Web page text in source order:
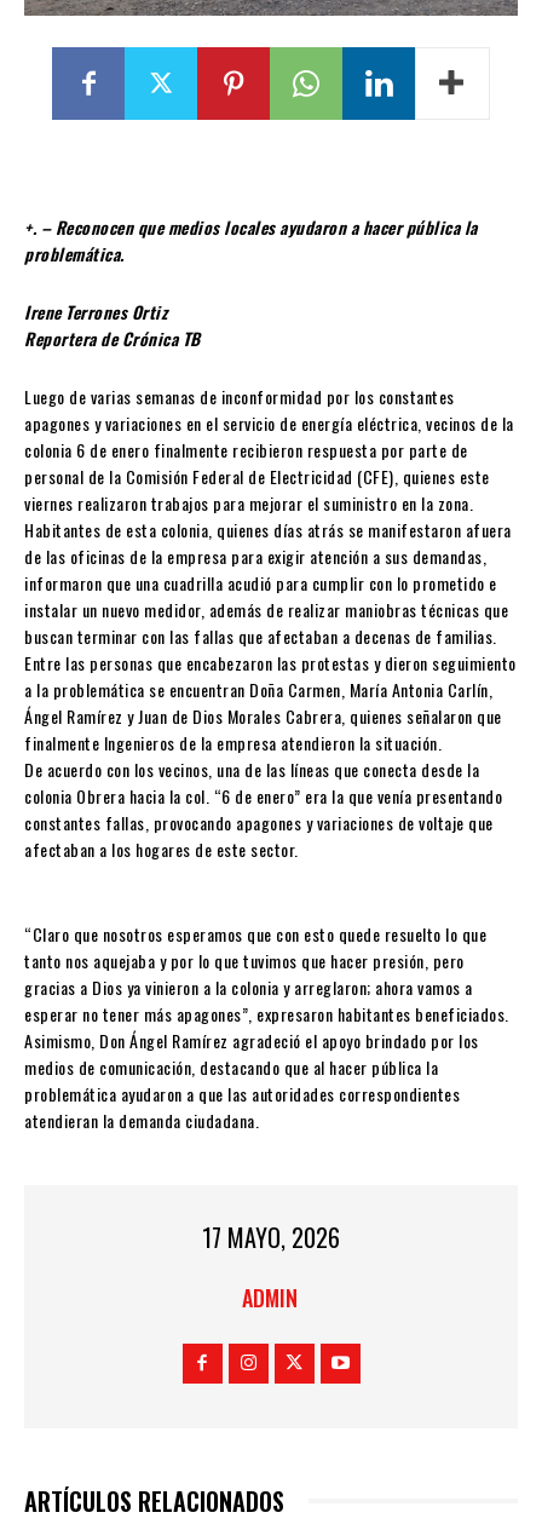
+. – Reconocen que medios locales ayudaron a hacer pública la
problemática.
Irene Terrones Ortiz
Reportera de Crónica TB
Luego de varias semanas de inconformidad por los constantes
apagones y variaciones en el servicio de energía eléctrica, vecinos de la
colonia 6 de enero finalmente recibieron respuesta por parte de
personal de la Comisión Federal de Electricidad (CFE), quienes este
viernes realizaron trabajos para mejorar el suministro en la zona.
Habitantes de esta colonia, quienes días atrás se manifestaron afuera
de las oficinas de la empresa para exigir atención a sus demandas,
informaron que una cuadrilla acudió para cumplir con lo prometido e
instalar un nuevo medidor, además de realizar maniobras técnicas que
buscan terminar con las fallas que afectaban a decenas de familias.
Entre las personas que encabezaron las protestas y dieron seguimiento
a la problemática se encuentran Doña Carmen, María Antonia Carlín,
Ángel Ramírez y Juan de Dios Morales Cabrera, quienes señalaron que
finalmente Ingenieros de la empresa atendieron la situación.
De acuerdo con los vecinos, una de las líneas que conecta desde la
colonia Obrera hacia la col. “6 de enero” era la que venía presentando
constantes fallas, provocando apagones y variaciones de voltaje que
afectaban a los hogares de este sector.
“Claro que nosotros esperamos que con esto quede resuelto lo que
tanto nos aquejaba y por lo que tuvimos que hacer presión, pero
gracias a Dios ya vinieron a la colonia y arreglaron; ahora vamos a
esperar no tener más apagones”, expresaron habitantes beneficiados.
Asimismo, Don Ángel Ramírez agradeció el apoyo brindado por los
medios de comunicación, destacando que al hacer pública la
problemática ayudaron a que las autoridades correspondientes
atendieran la demanda ciudadana.
17 MAYO, 2026
ADMIN
ARTÍCULOS RELACIONADOS